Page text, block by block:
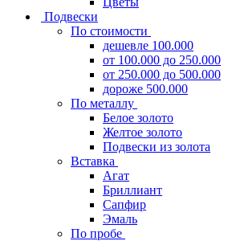
Подвески
По стоимости
дешевле 100.000
от 100.000 до 250.000
от 250.000 до 500.000
дороже 500.000
По металлу
Белое золото
Желтое золото
Подвески из золота
Вставка
Агат
Бриллиант
Сапфир
Эмаль
По пробе